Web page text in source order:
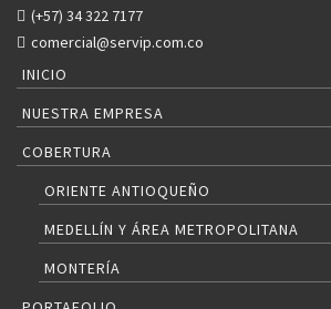
(+57) 34 322 7177
comercial@servip.com.co
INICIO
NUESTRA EMPRESA
COBERTURA
ORIENTE ANTIOQUEÑO
MEDELLÍN Y ÁREA METROPOLITANA
MONTERÍA